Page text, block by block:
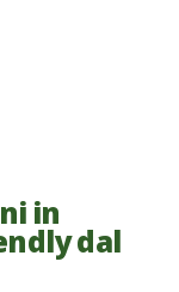
in
dal